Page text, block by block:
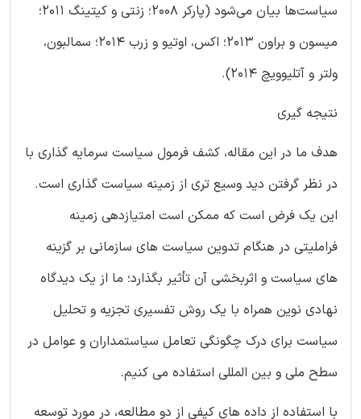
سیاست‌ها بیان می‌شود (پارکر 2008؛ زنتی و کیتینگ 2011؛
میسون و براون 2013؛ اکس، اوتیو و زرب 2014؛ سمالبون،
ولتر و آتلیوویچ 2014).
نتیجه گیری
هدف ما در این مقاله، کشف فرمول سیاست سرمایه گذاری با
در نظر گرفتن دید وسیع تری از زمینه سیاست گذاری است.
این یک فرض است که ممکن است امتیازدهی زمینه
فراملیتی در هنگام تدوین سیاست های سازمانی بر گزینه
های سیاست و اثربخشی آن تأثیر بگذارد؛ ما از یک دیدگاه
نهادی نوین همراه با یک روش تفسیری تجزیه و تحلیل
سیاست برای درک چگونگی تعامل سیاستمداران و عوامل در
سطح ملی و بین المللی استفاده می کنیم.
با استفاده از داده های کیفی از دو مطالعه، در مورد توسعه